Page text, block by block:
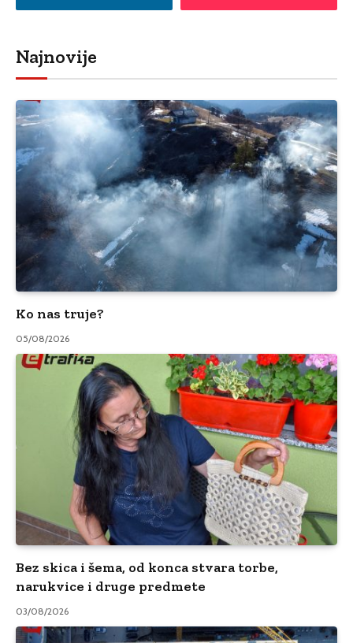
Najnovije
Ko nas truje?
05/08/2026
Bez skica i šema, od konca stvara torbe,
narukvice i druge predmete
03/08/2026